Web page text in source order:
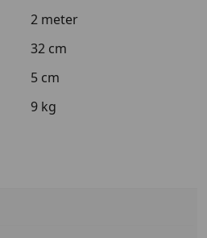
2 meter
32 cm
5 cm
9 kg